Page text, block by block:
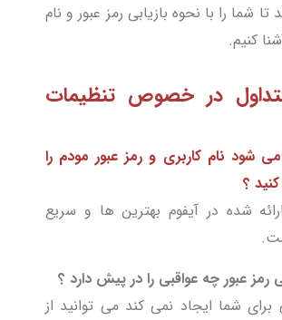
تا شما را با نحوه بازیابی رمز عبور و نام
کنیم.
در خصوص تنظیمات
شود نام کاربری و رمز عبور مودم را
کنید ؟
شده در آیفوم بهترین ها و سریع
رمز عبور چه عواقبی را در پیش دارد ؟
شما ایجاد نمی کند می توانید از